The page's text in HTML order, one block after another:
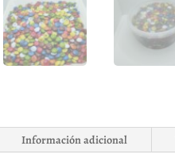
Información adicional